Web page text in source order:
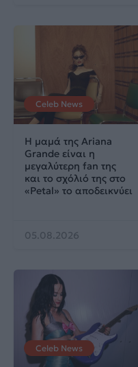
Celeb News
Η μαμά της Ariana
Grande είναι η
μεγαλύτερη fan της
και το σχόλιό της στο
«Petal» το αποδεικνύει
05.08.2026
Celeb News